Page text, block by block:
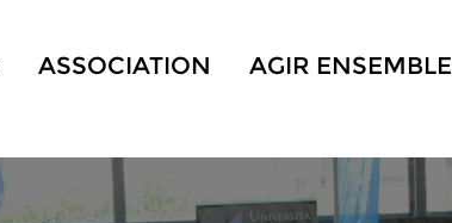
ASSOCIATION AGIR ENSEMBLE